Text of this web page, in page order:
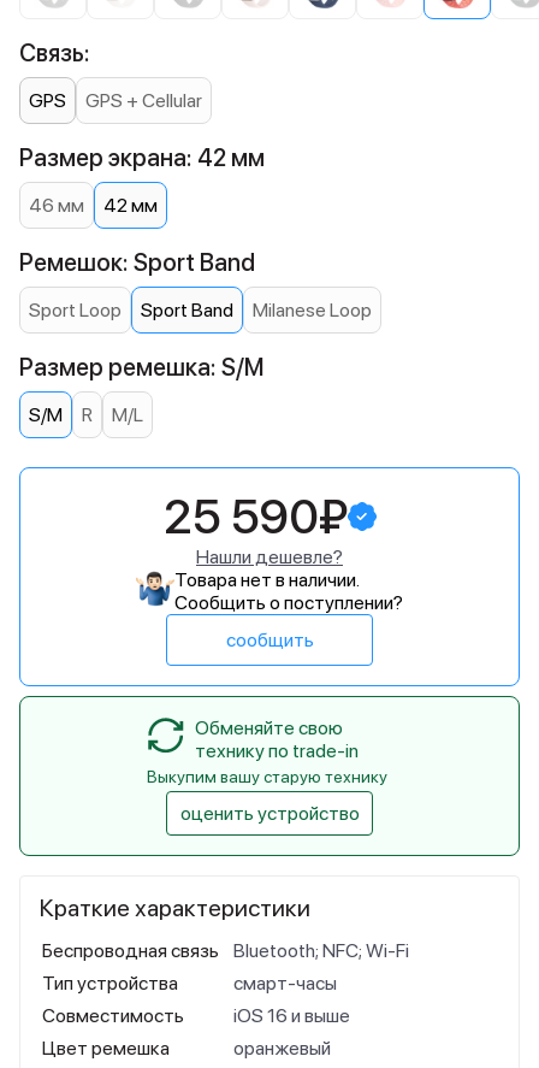
Краткие характеристики
Беспроводная связь
Bluetooth; NFC; Wi-Fi
Тип устройства
смарт-часы
Совместимость
iOS 16 и выше
Цвет ремешка
оранжевый
Связь:
GPS GPS + Cellular
Размер экрана: 42 мм
46 мм 42 мм
Ремешок: Sport Band
Sport Loop Sport Band Milanese Loop
Размер ремешка: S/M
S/M R M/L
25 590₽
Нашли дешевле?
Товара нет в наличии.
Сообщить о поступлении?
сообщить
Обменяйте свою
технику по trade-in
Выкупим вашу старую технику
оценить устройство